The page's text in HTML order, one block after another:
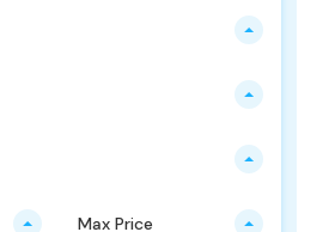
Max Price